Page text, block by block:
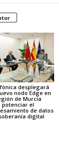
desplegará
nodo Edge en
de Murcia
potenciar el
de datos
digital